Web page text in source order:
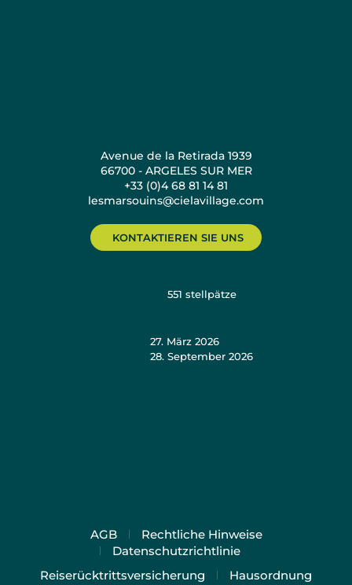
Avenue de la Retirada 1939
66700 - ARGELES SUR MER
+33 (0)4 68 81 14 81
lesmarsouins@cielavillage.com
KONTAKTIEREN SIE UNS
551 stellpätze
27. März 2026
28. September 2026
AGB
Rechtliche Hinweise
Datenschutzrichtlinie
Reiserücktrittsversicherung
Hausordnung